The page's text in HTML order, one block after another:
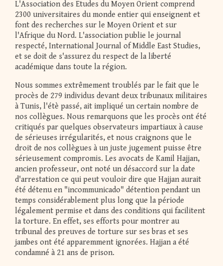
L'Association des Etudes du Moyen Orient comprend
2300 universitaires du monde entier qui enseignent et
font des recherches sur le Moyen Orient et sur
l'Afrique du Nord. L'association publie le journal
respecté, International Journal of Middle East Studies,
et se doit de s'assurez du respect de la liberté
académique dans toute la région.
Nous sommes extrêmement troublés par le fait que le
procès de 279 individus devant deux tribunaux militaires
à Tunis, l'étè passé, ait impliqué un certain nombre de
nos collègues. Nous remarquons que les procès ont été
critiqués par quelques observateurs impartiaux à cause
de sérieuses irrégularités, et nous craignons que le
droit de nos collègues à un juste jugement puisse être
sérieusement compromis. Les avocats de Kamil Hajjan,
ancien professeur, ont noté un désaccord sur la date
d'arrestation ce qui peut vouloir dire que Hajjan aurait
été détenu en "incommunicado" détention pendant un
temps considérablement plus long que la période
légalement permise et dans des conditions qui facilitent
la torture. En effet, ses efforts pour montrer au
tribunal des preuves de torture sur ses bras et ses
jambes ont été apparemment ignorées. Hajjan a été
condamné à 21 ans de prison.